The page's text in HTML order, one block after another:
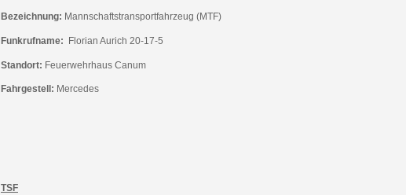
Bezeichnung: Mannschaftstransportfahrzeug (MTF)
Funkrufname: Florian Aurich 20-17-5
Standort: Feuerwehrhaus Canum
Fahrgestell: Mercedes
TSF